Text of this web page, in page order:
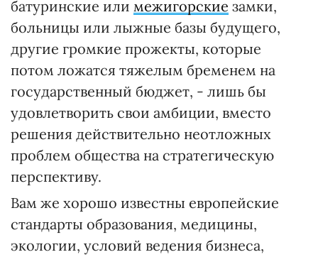
батуринские или межигорские замки,
больницы или лыжные базы будущего,
другие громкие прожекты, которые
потом ложатся тяжелым бременем на
государственный бюджет, - лишь бы
удовлетворить свои амбиции, вместо
решения действительно неотложных
проблем общества на стратегическую
перспективу.
Вам же хорошо известны европейские
стандарты образования, медицины,
экологии, условий ведения бизнеса,